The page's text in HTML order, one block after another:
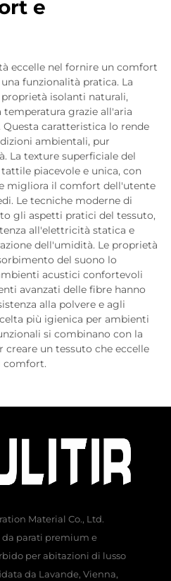
e
eccelle nel fornire un comfort
funzionalità pratica. La
isolanti naturali,
grazie all'aria
caratteristica lo rende
ambientali, pur
La texture superficiale del
piacevole e unica, con
migliora il comfort dell'utente
Le tecniche moderne di
gli aspetti pratici del tessuto,
all'elettricità statica e
dell'umidità. Le proprietà
del suono lo
acustici confortevoli
avanzati delle fibre hanno
alla polvere e agli
più igienica per ambienti
si combinano con la
creare un tessuto che eccelle
comfort.
Material Co., Ltd.
da parati premium e
per abitazioni di lusso
da Lavande, Vienna,